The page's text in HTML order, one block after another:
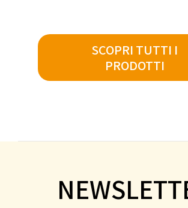
SCOPRI TUTTI I
PRODOTTI